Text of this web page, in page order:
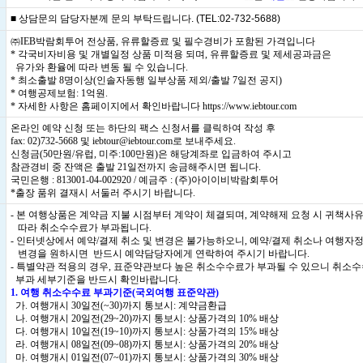
■ 상담문의 담당자분께 문의 부탁드립니다. (TEL:02-732-5688)
㈜IEB박람회투어 전상품, 유류할증료 및 필수경비가 포함된 가격입니다
* 각국비자비용 및 개별일정 상품 미적용 되며, 유류할증료 및 제세공과금은
유가와 환율에 따라 변동 될 수 있습니다.
* 최소출발 8명이상(인솔자동행 일부상품 제외/출발 7일전 공지)
* 여행공제보험: 1억원.
* 자세한 사항은 홈페이지에서 확인바랍니다 https://www.iebtour.com
온라인 예약 신청 또는 하단의 팩스 신청서를 클릭하여 작성 후
fax: 02)732-5668 및 iebtour@iebtour.com로 보내주세요.
신청금(50만원/유럽, 미주:100만원)은 해당계좌로 입금하여 주시고
참관경비 중 잔액은 출발 21일전까지 송금해주시면 됩니다.
국민은행 : 813001-04-002920 / 예금주 : (주)아이이비박람회투어
*출장 품위 결재시 서둘러 주시기 바랍니다.
- 본 여행상품은 계약금 지불 시점부터 계약이 체결되며, 계약해제 요청 시 귀책사유
따라 취소수수료가 부과됩니다.
- 인터넷상에서 예약/결제 취소 및 변경은 불가능하오니, 예약/결제 취소나 여행자
변경을 원하시면 반드시 예약담당자에게 연락하여 주시기 바랍니다.
- 특별약관 적용의 경우, 표준약관보다 높은 취소수수료가 부과될 수 있으니 취소수
부과 세부기준을 반드시 확인바랍니다.
1. 여행 취소수수료 부과기준(국외여행 표준약관)
가. 여행개시 30일전(~30)까지 통보시: 계약금환급
나. 여행개시 20일전(29~20)까지 통보시: 상품가격의 10% 배상
다. 여행개시 10일전(19~10)까지 통보시: 상품가격의 15% 배상
라. 여행개시 08일전(09~08)까지 통보시: 상품가격의 20% 배상
마. 여행개시 01일전(07~01)까지 통보시: 상품가격의 30% 배상